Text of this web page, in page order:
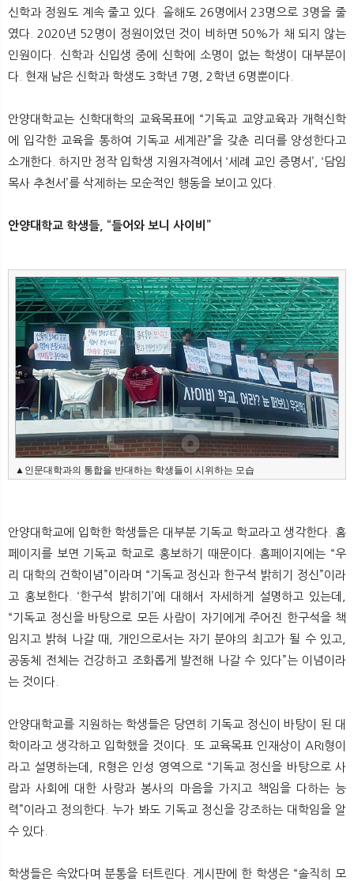
신학과 정원도 계속 줄고 있다. 올해도 26명에서 23명으로 3명을 줄
였다. 2020년 52명이 정원이었던 것이 비하면 50%가 채 되지 않는
인원이다. 신학과 신입생 중에 신학에 소명이 없는 학생이 대부분이
다. 현재 남은 신학과 학생도 3학년 7명, 2학년 6명뿐이다.
안양대학교는 신학대학의 교육목표에 “기독교 교양교육과 개혁신학
에 입각한 교육을 통하여 기독교 세계관”을 갖춘 리더를 양성한다고
소개한다. 하지만 정작 입학생 지원자격에서 ‘세례 교인 증명서’, ‘담임
목사 추천서’를 삭제하는 모순적인 행동을 보이고 있다.
안양대학교 학생들, “들어와 보니 사이비”
▲인문대학과의 통합을 반대하는 학생들이 시위하는 모습
안양대학교에 입학한 학생들은 대부분 기독교 학교라고 생각한다. 홈
페이지를 보면 기독교 학교로 홍보하기 때문이다. 홈페이지에는 “우
리 대학의 건학이념”이라며 “기독교 정신과 한구석 밝히기 정신”이라
고 홍보한다. ‘한구석 밝히기’에 대해서 자세하게 설명하고 있는데,
“기독교 정신을 바탕으로 모든 사람이 자기에게 주어진 한구석을 책
임지고 밝혀 나갈 때, 개인으로서는 자기 분야의 최고가 될 수 있고,
공동체 전체는 건강하고 조화롭게 발전해 나갈 수 있다”는 이념이라
는 것이다.
안양대학교를 지원하는 학생들은 당연히 기독교 정신이 바탕이 된 대
학이라고 생각하고 입학했을 것이다. 또 교육목표 인재상이 ARI형이
라고 설명하는데, R형은 인성 영역으로 “기독교 정신을 바탕으로 사
람과 사회에 대한 사랑과 봉사의 마음을 가지고 책임을 다하는 능
력”이라고 정의한다. 누가 봐도 기독교 정신을 강조하는 대학임을 알
수 있다.
학생들은 속았다며 분통을 터트린다. 게시판에 한 학생은 “솔직히 모